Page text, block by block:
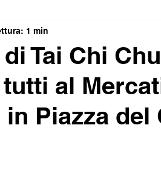
Tai Chi
al
Piazza del
1 min